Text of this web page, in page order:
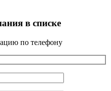
в списке
по телефону